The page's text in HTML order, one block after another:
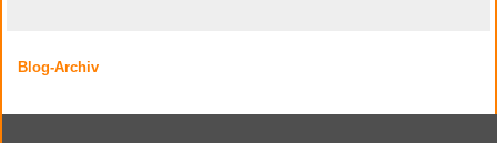
Blog-Archiv